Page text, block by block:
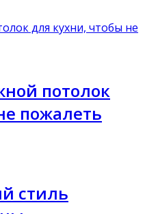
потолок
пожалеть
стиль